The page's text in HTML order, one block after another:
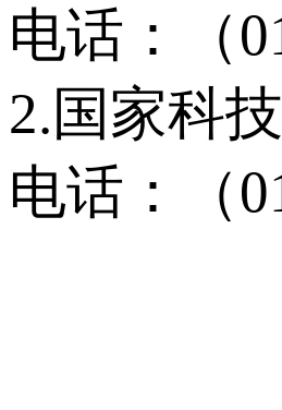
电话：（
2.国家科
电话：（